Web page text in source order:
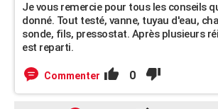
Je vous remercie pour tous les conseils
donné. Tout testé, vanne, tuyau d'eau,
sonde, fils, pressostat. Après plusieurs
est reparti.
Commenter 0